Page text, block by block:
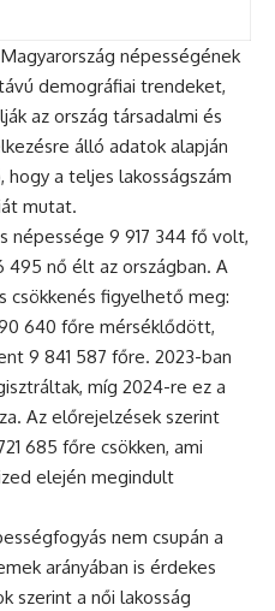
népességének
demográfiai trendeket,
az ország társadalmi és
álló adatok alapján
a teljes lakosságszám
mutat.
népessége 9 917 344 fő volt,
495 nő élt az országban. A
csökkenés figyelhető meg:
640 főre mérséklődött,
9 841 587 főre. 2023-ban
míg 2024-re ez a
Az előrejelzések szerint
685 főre csökken, ami
elején megindult
nem csupán a
arányában is érdekes
szerint a női lakosság